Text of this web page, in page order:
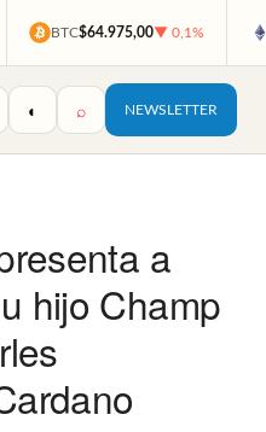
BTC$64.975,00▼ 0,1%
◐ ⌕ NEWSLETTER
a
hijo Champ